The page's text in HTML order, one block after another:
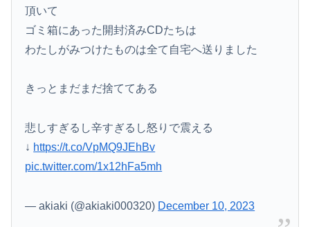
頂いて
ゴミ箱にあった開封済みCDたちは
わたしがみつけたものは全て自宅へ送りました
きっとまだまだ捨ててある
悲しすぎるし辛すぎるし怒りで震える
↓ https://t.co/VpMQ9JEhBv
pic.twitter.com/1x12hFa5mh
— akiaki (@akiaki000320) December 10, 2023